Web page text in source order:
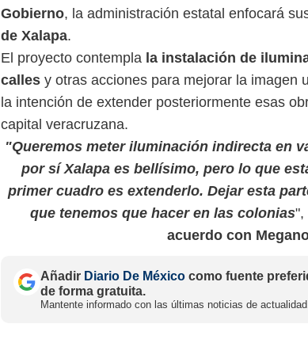
Gobierno, la administración estatal enfocará
de Xalapa.
El proyecto contempla la instalación de
calles y otras acciones para mejorar la imagen
la intención de extender posteriormente esas
capital veracruzana.
"Queremos meter iluminación indirecta en
por sí Xalapa es bellísimo, pero lo que
primer cuadro es extenderlo. Dejar esta
que tenemos que hacer en las colonias",
acuerdo con
Añadir Diario De México como fuente
de forma gratuita.
Mantente informado con las últimas noticias de actualidad.